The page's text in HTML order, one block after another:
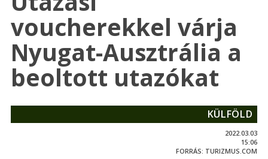
voucherekkel várja
Nyugat-Ausztrália a
beoltott utazókat
KÜLFÖLD
2022.03.03
15:06
FORRÁS: TURIZMUS.COM